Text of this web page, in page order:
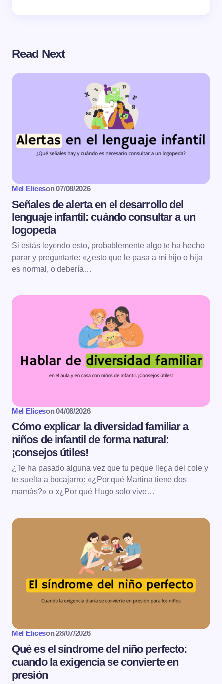
Read Next
Mel Eliceson 07/08/2026
Señales de alerta en el desarrollo del
lenguaje infantil: cuándo consultar a un
logopeda
Si estás leyendo esto, probablemente algo te ha hecho
parar y preguntarte: «¿esto que le pasa a mi hijo o hija
es normal, o debería…
Mel Eliceson 04/08/2026
Cómo explicar la diversidad familiar a
niños de infantil de forma natural:
¡consejos útiles!
¿Te ha pasado alguna vez que tu peque llega del cole y
te suelta a bocajarro: «¿Por qué Martina tiene dos
mamás?» o «¿Por qué Hugo solo vive…
Mel Eliceson 28/07/2026
Qué es el síndrome del niño perfecto:
cuando la exigencia se convierte en
presión